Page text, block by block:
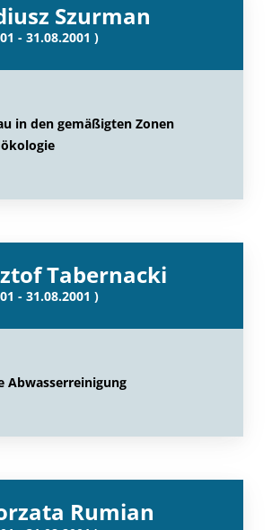
Szurman
- 31.08.2001 )
in den gemäßigten Zonen
Tabernacki
- 31.08.2001 )
Abwasserreinigung
Rumian